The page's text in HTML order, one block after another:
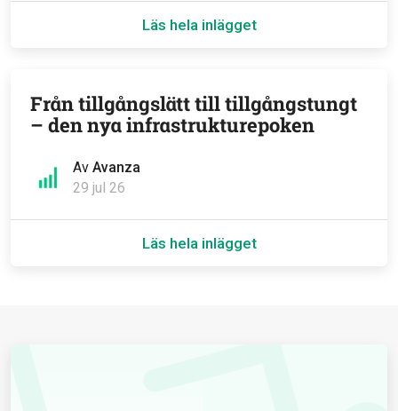
Läs hela inlägget
Av Avanza
29 jul 26
Från tillgångslätt till tillgångstungt
– den nya infrastrukturepoken
Läs hela inlägget